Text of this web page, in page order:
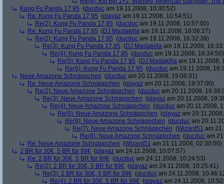
Kung Fu Panda 17,95 (ducduc am 19.11.2008, 10:30:52)
Re: Kung Fu Panda 17,95 (playaz am 19.11.2008, 10:54:51)
Re(2): Kung Fu Panda 17,95 (ducduc am 19.11.2008, 10:57:00)
Re: Kung Fu Panda 17,95 (DJ Mastakilla am 19.11.2008, 16:08:27)
Re(2): Kung Fu Panda 17,95 (ducduc am 19.11.2008, 16:32:39)
Re(3): Kung Fu Panda 17,95 (DJ Mastakilla am 19.11.2008,
Re(4): Kung Fu Panda 17,95 (ducduc am 19.11.2008, 16:34:50)
Re(5): Kung Fu Panda 17,95 (DJ Mastakilla am 19.11.2008,
Re(6): Kung Fu Panda 17,95 (ducduc am 19.11.2008,
Neue Amazone Schnäppchen (ducduc am 20.11.2008, 19:06:01)
Re: Neue Amazone Schnäppchen (playaz am 20.11.2008, 19:37:00)
Re(2): Neue Amazone Schnäppchen (ducduc am 20.11.2008,
Re(3): Neue Amazone Schnäppchen (playaz am 20.11.2008,
Re(4): Neue Amazone Schnäppchen (ducduc am 20.11.2008,
Re(5): Neue Amazone Schnäppchen (playaz am
Re(6): Neue Amazone Schnäppchen (ducduc am
Re(7): Neue Amazone Schnäppchen (Wizard51 am
Re(8): Neue Amazone Schnäppchen (ducduc am
Re: Neue Amazone Schnäppchen (Wizard51 am 21.11.2008, 02:30:50)
2 BR für 30€, 5 BR für 99€ (playaz am 24.11.2008, 10:07:57)
Re: 2 BR für 30€, 5 BR für 99€ (ducduc am 24.11.2008, 10:24:53)
Re(2): 2 BR für 30€, 5 BR für 99€ (playaz am 24.11.2008, 10:25:41)
Re(3): 2 BR für 30€, 5 BR für 99€ (ducduc am 24.11.2008,
Re(4): 2 BR für 30€, 5 BR für 99€ (playaz am 24.11.2008,